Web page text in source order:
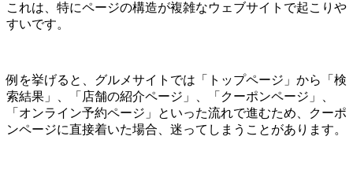
これは、特にページの構造が複雑なウェブサイトで起こりや
すいです。
例を挙げると、グルメサイトでは「トップページ」から「検
索結果」、「店舗の紹介ページ」、「クーポンページ」、
「オンライン予約ページ」といった流れで進むため、クーポ
ンページに直接着いた場合、迷ってしまうことがあります。